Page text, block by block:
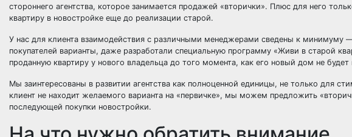
стороннего агентства, которое занимается продажей «вторички». Плюс для него
квартиру в новостройке еще до реализации старой.
У нас для клиента взаимодействия с различными менеджерами сведены к
покупателей варианты, даже разработали специальную программу «Живи в старой
проданную квартиру у нового владельца до того момента, как его новый дом не будет
Мы заинтересованы в развитии агентства как полноценной единицы, не только для
клиент не находит желаемого варианта на «первичке», мы можем предложить
последующей покупки новостройки.